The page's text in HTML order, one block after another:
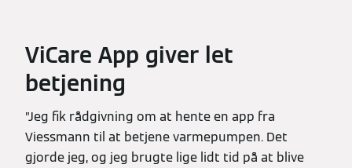
ViCare App giver let
betjening
”Jeg fik rådgivning om at hente en app fra
Viessmann til at betjene varmepumpen. Det
gjorde jeg, og jeg brugte lige lidt tid på at blive